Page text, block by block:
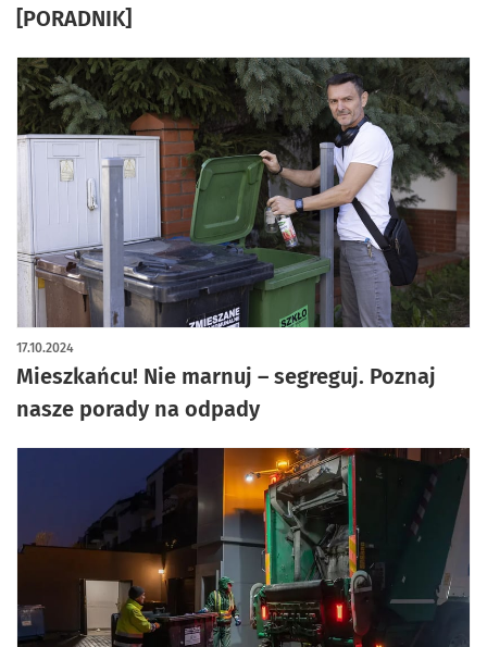
[PORADNIK]
Mieszkańcu! Nie marnuj – segreguj. Poznaj
nasze porady na odpady
17.10.2024